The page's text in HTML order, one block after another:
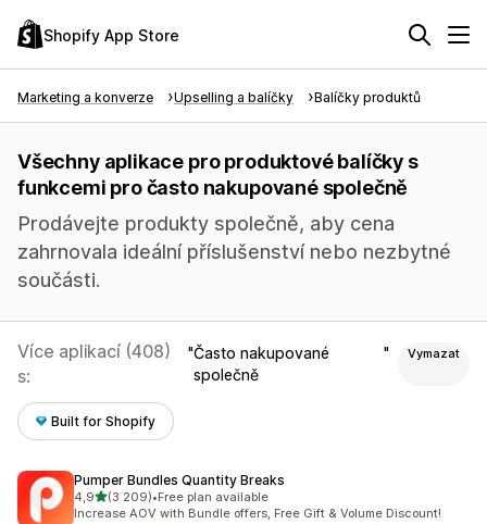
Shopify App Store
Marketing a konverze Upselling a balíčky Balíčky produktů
Všechny aplikace pro produktové balíčky s
funkcemi pro často nakupované společně
Prodávejte produkty společně, aby cena
zahrnovala ideální příslušenství nebo nezbytné
součásti.
Více aplikací (408)
s:
Často nakupované
společně
Vymazat
Built for Shopify
Pumper Bundles Quantity Breaks
4,9z 5 hvězd
(3 209)
Celkový počet recenzí: 3209
•Free plan available
Increase AOV with Bundle offers, Free Gift & Volume Discount!